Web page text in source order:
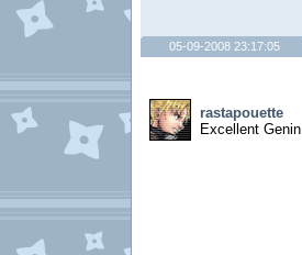
05-09-2008 23:17:05
rastapouette
Excellent Genin